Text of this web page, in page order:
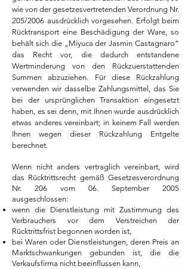
wie von der gesetzesvertretenden Verordnung Nr.
205/2006 ausdrücklich vorgesehen. Erfolgt beim
Rücktransport eine Beschädigung der Ware, so
behält sich die „Miyuca der Jasmin Castagnaro“
das Recht vor, die dadurch entstandene
Wertminderung von den Rückzuerstattenden
Summen abzuziehen. Für diese Rückzahlung
verwenden wir dasselbe Zahlungsmittel, das Sie
bei der ursprünglichen Transaktion eingesetzt
haben, es sei denn, mit Ihnen wurde ausdrücklich
etwas anderes vereinbart; in keinem Fall werden
Ihnen wegen dieser Rückzahlung Entgelte
berechnet.
Wenn nicht anders vertraglich vereinbart, wird
das Rücktrittsrecht gemäß Gesetzesverordnung
Nr. 206 vom 06. September 2005
ausgeschlossen:
wenn die Dienstleistung mit Zustimmung des
Verbrauchers vor dem Verstreichen der
Rücktrittsfrist begonnen worden ist,
bei Waren oder Dienstleistungen, deren Preis an
Marktschwankungen gebunden ist, die die
Verkaufsfirma nicht beeinflussen kann,